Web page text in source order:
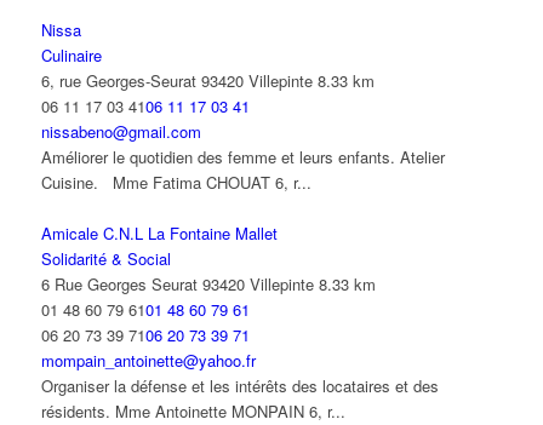
Nissa
Culinaire
6, rue Georges-Seurat 93420 Villepinte 8.33 km
06 11 17 03 4106 11 17 03 41
nissabeno@gmail.com
Améliorer le quotidien des femme et leurs enfants. Atelier
Cuisine. Mme Fatima CHOUAT 6, r...
Amicale C.N.L La Fontaine Mallet
Solidarité & Social
6 Rue Georges Seurat 93420 Villepinte 8.33 km
01 48 60 79 6101 48 60 79 61
06 20 73 39 7106 20 73 39 71
mompain_antoinette@yahoo.fr
Organiser la défense et les intérêts des locataires et des
résidents. Mme Antoinette MONPAIN 6, r...